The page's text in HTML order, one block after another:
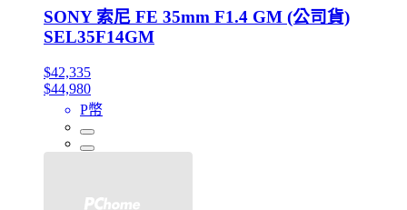
SONY 索尼 FE 35mm F1.4 GM (公司貨)
SEL35F14GM
$42,335
$44,980
P幣